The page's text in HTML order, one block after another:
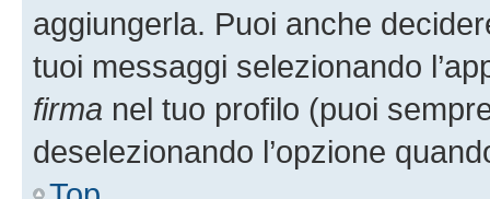
aggiungerla. Puoi anche
tuoi messaggi selezionando
firma nel tuo profilo (puoi
deselezionando l’opzione